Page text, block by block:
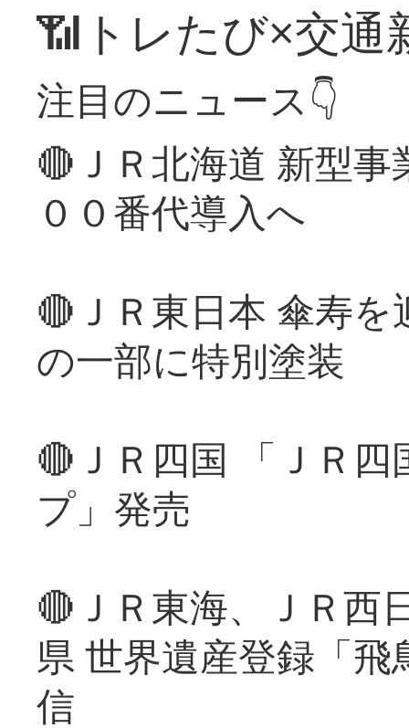
📶トレたび×交通
注目のニュース👇
🔴ＪＲ北海道 新型
００番代導入へ
🔴ＪＲ東日本 傘寿
の一部に特別塗装
🔴ＪＲ四国 「ＪＲ
プ」発売
🔴ＪＲ東海、ＪＲ西
県 世界遺産登録「
信